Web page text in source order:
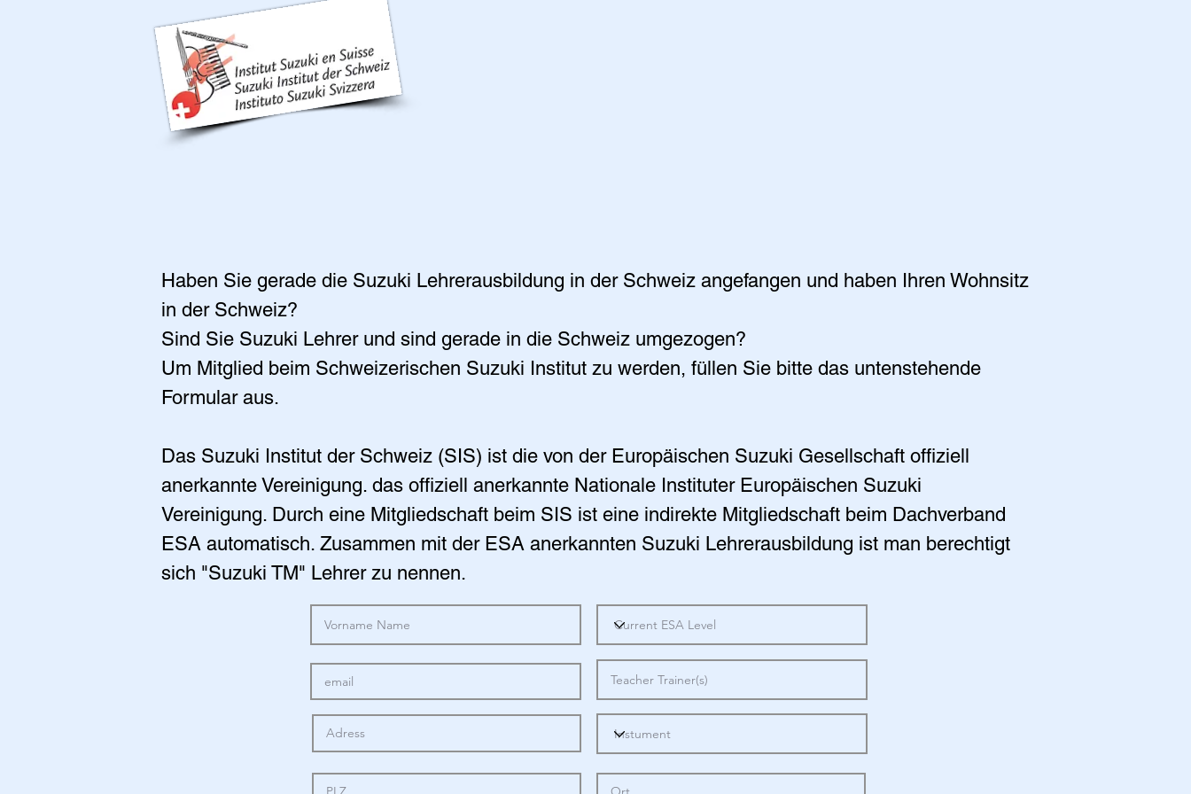
Haben Sie gerade die Suzuki Lehrerausbildung in der Schweiz angefangen und haben Ihren Wohnsitz
in der Schweiz?
Sind Sie Suzuki Lehrer und sind gerade in die Schweiz umgezogen?
Um Mitglied beim Schweizerischen Suzuki Institut zu werden, füllen Sie bitte das untenstehende
Formular aus.
Das Suzuki Institut der Schweiz (SIS) ist die von der Europäischen Suzuki Gesellschaft offiziell
anerkannte Vereinigung. das offiziell anerkannte Nationale Instituter Europäischen Suzuki
Vereinigung. Durch eine Mitgliedschaft beim SIS ist eine indirekte Mitgliedschaft beim Dachverband
ESA automatisch. Zusammen mit der ESA anerkannten Suzuki Lehrerausbildung ist man berechtigt
sich "Suzuki TM" Lehrer zu nennen.